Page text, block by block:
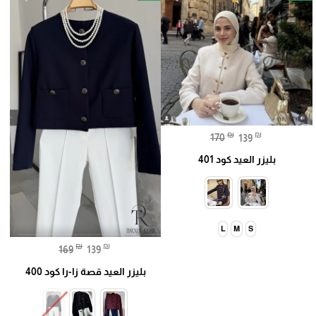
170 ₪ 139 ₪
بليزر العيد كود 401
S
M
L
169 ₪ 139 ₪
بليزر العيد قصة زا-را كود 400